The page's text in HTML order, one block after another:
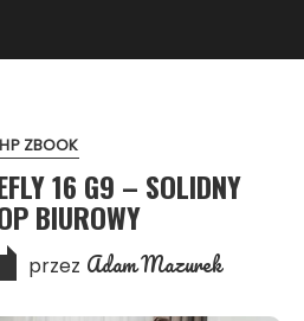
HP ZBOOK
16 G9 – SOLIDNY
BIUROWY
przez Adam Mazurek